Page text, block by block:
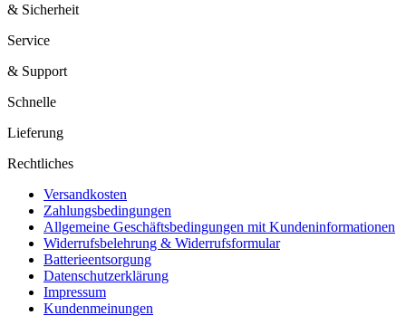
& Sicherheit
Service
& Support
Schnelle
Lieferung
Rechtliches
Versandkosten
Zahlungsbedingungen
Allgemeine Geschäftsbedingungen mit Kundeninformationen
Widerrufsbelehrung & Widerrufsformular
Batterieentsorgung
Datenschutzerklärung
Impressum
Kundenmeinungen